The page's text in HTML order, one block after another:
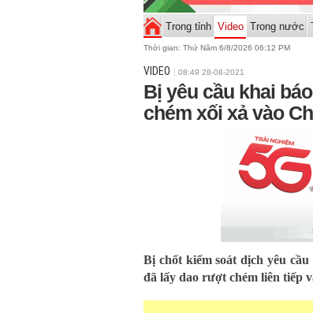
Trong tỉnh Video Trong nước
Thời gian: Thứ Năm 6/8/2026 06:12 PM
VIDEO 08:49 28-08-2021
Bị yêu cầu khai
chém xối xả vào
Bị chốt kiểm soát dịch yêu
đã lấy dao rượt chém liên tiếp